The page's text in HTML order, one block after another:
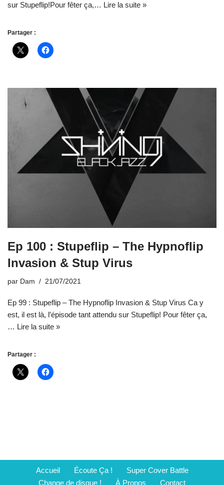
sur Stupeflip!Pour fêter ça,… Lire la suite »
Partager :
Ep 100 : Stupeflip – The Hypnoflip
Invasion & Stup Virus
par Dam 21/07/2021
Ep 99 : Stupeflip – The Hypnoflip Invasion & Stup Virus Ca y
est, il est là, l’épisode tant attendu sur Stupeflip! Pour fêter ça,
… Lire la suite »
Partager :
Accueil Écoute Ça !
Super Cover Battle
Change de disque !
À Propos Contact